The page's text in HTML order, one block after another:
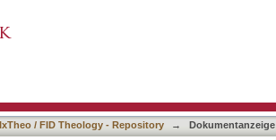
IxTheo / FID Theology - Repository → Dokumentanzeige